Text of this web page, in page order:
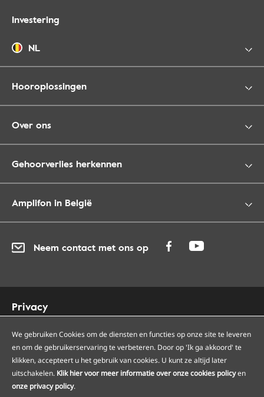
Investering
NL
Hooroplossingen
Over ons
Gehoorverlies herkennen
Amplifon in België
Neem contact met ons op
Privacy
Cookies
Toegankelijkheid
Sitemap
Onze Amplifon hoorcentra
Onze servicepunten
We gebruiken Cookies om de diensten en functies op onze site te leveren
en om de gebruikerservaring te verbeteren. Door op 'Ik ga akkoord' te
klikken, accepteert u het gebruik van cookies. U kunt ze altijd later
uitschakelen. Klik hier voor meer informatie over onze cookies policyen
onze privacy policy.